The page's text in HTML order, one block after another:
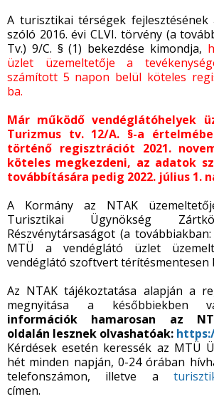
A turisztikai térségek fejlesztésének
szóló 2016. évi CLVI. törvény (a
Tv.) 9/C. § (1) bekezdése kimondja,
üzlet üzemeltetője a
számított 5 napon belül köteles
ba.
Már működő vendéglátóhelyek
Turizmus tv. 12/A. §-a
történő regisztrációt 2021.
köteles megkezdeni, az adatok
továbbítására pedig 2022. július 1.
A Kormány az NTAK
Turisztikai Ügynökség
Részvénytársaságot (a
MTÜ a vendéglátó üzlet
vendéglátó szoftvert térítésmentesen
Az NTAK tájékoztatása alapján a
megnyitása a későbbiekben
információk hamarosan az
oldalán lesznek olvashatóak:
Kérdések esetén keressék az MTÜ
hét minden napján, 0-24 órában
telefonszámon, illetve a
címen.